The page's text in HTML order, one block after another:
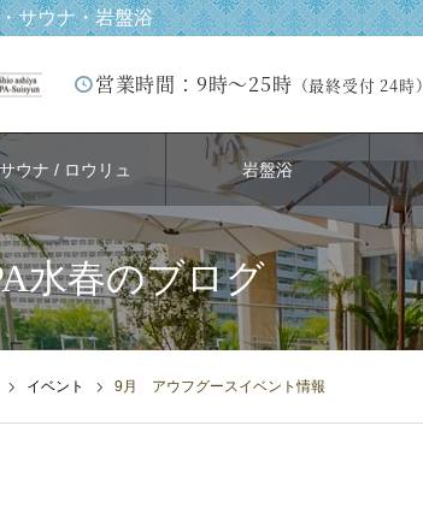
サウナ・岩盤浴
営業時間：9時～25時 （最終受付 24時）
ウナ / ロウリュ 岩盤浴
水春のブログ
イベント 9月 アウフグースイベント情報